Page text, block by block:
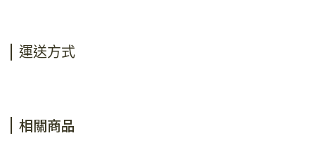
運送方式
相關商品